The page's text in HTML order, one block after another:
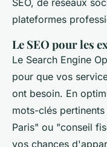
SEO, de réseaux
plateformes
Le SEO pour les
Le Search Engine
pour que vos
ont besoin. En
mots-clés
Paris" ou "conseil
vos chances